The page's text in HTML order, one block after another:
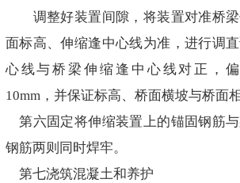
调整好装置间隙，将装置对准桥梁
面标高、伸缩逢中心线为准，进行调
心线与桥梁伸缩逢中心线对正，
10mm，并保证标高、桥面横坡与桥面相
第六固定将伸缩装置上的锚固钢筋
钢筋两则同时焊牢。
第七浇筑混凝土和养护